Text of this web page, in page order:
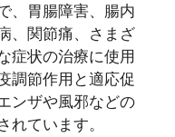
、胃腸障害、腸内
、関節痛、さまざ
症状の治療に使用
調節作用と適応促
ンザや風邪などの
れています。